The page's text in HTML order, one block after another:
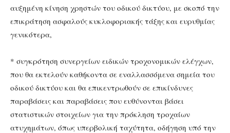
αυξημένη κίνηση χρηστών του οδικού δικτύου, με σκοπό την
επικράτηση ασφαλούς κυκλοφοριακής τάξης και ευρυθμίας
γενικότερα,
* συγκρότηση συνεργείων ειδικών τροχονομικών ελέγχων,
που θα εκτελούν καθήκοντα σε εναλλασσόμενα σημεία του
οδικού δικτύου και θα επικεντρωθούν σε επικίνδυνες
παραβάσεις και παραβάσεις που ευθύνονται βάσει
στατιστικών στοιχείων για την πρόκληση τροχαίων
ατυχημάτων, όπως υπερβολική ταχύτητα, οδήγηση υπό την